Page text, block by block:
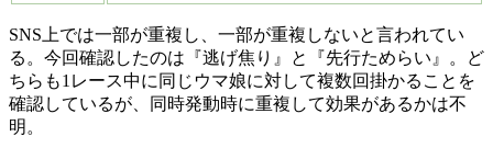
SNS上では一部が重複し、一部が重複しないと言われてい
る。今回確認したのは『逃げ焦り』と『先行ためらい』。ど
ちらも1レース中に同じウマ娘に対して複数回掛かることを
確認しているが、同時発動時に重複して効果があるかは不
明。